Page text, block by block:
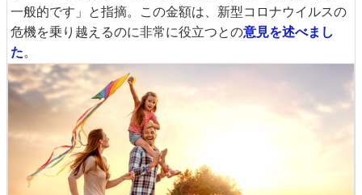
一般的です」と指摘。この金額は、新型コロナウイルスの
危機を乗り越えるのに非常に役立つとの意見を述べまし
た。